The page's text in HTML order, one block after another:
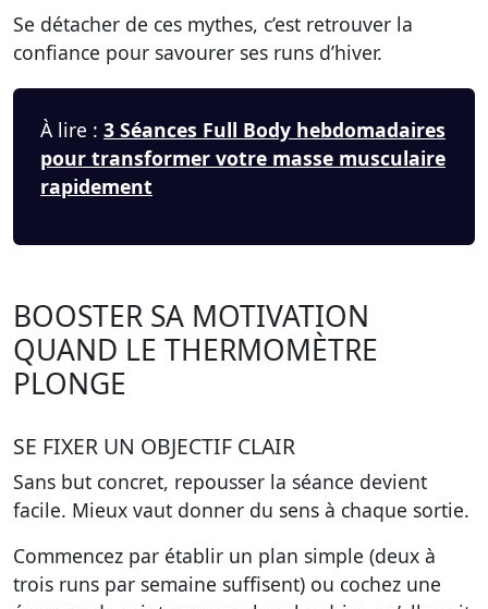
Se détacher de ces mythes, c’est retrouver la
confiance pour savourer ses runs d’hiver.
À lire : 3 Séances Full Body hebdomadaires
pour transformer votre masse musculaire
rapidement
BOOSTER SA MOTIVATION
QUAND LE THERMOMÈTRE
PLONGE
SE FIXER UN OBJECTIF CLAIR
Sans but concret, repousser la séance devient
facile. Mieux vaut donner du sens à chaque sortie.
Commencez par établir un plan simple (deux à
trois runs par semaine suffisent) ou cochez une